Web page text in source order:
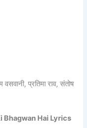
प्रतिमा राव, संतोष
Bhagwan Hai Lyrics